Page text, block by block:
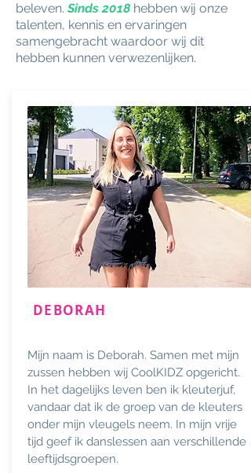
beleven.Sinds 2018 hebben wij onze
talenten, kennis en ervaringen
samengebracht waardoor wij dit
hebben kunnen verwezenlijken.
DEBORAH
Mijn naam is Deborah. Samen met mijn
zussen hebben wij CoolKIDZ opgericht.
In het dagelijks leven ben ik kleuterjuf,
vandaar dat ik de groep van de kleuters
onder mijn vleugels neem. In mijn vrije
tijd geef ik danslessen aan verschillende
leeftijdsgroepen.